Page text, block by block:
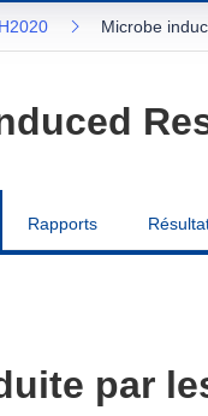
H2020 Microbe
Rapports
par